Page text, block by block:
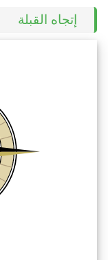
إتجاه القبلة